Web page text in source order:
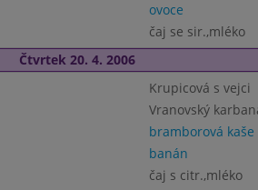
ovoce
čaj se sir.,mléko
Čtvrtek 20. 4. 2006
Krupicová s vejci
Vranovský
bramborová kaše
banán
čaj s citr.,mléko